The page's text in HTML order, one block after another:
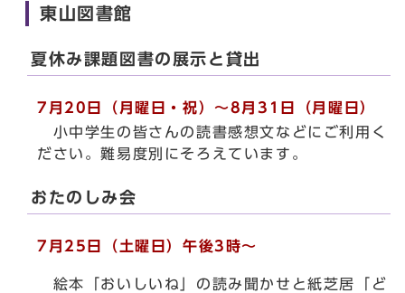
東山図書館
夏休み課題図書の展示と貸出
7月20日（月曜日・祝）～8月31日（月曜日）
小中学生の皆さんの読書感想文などにご利用く
ださい。難易度別にそろえています。
おたのしみ会
7月25日（土曜日）午後3時～
絵本「おいしいね」の読み聞かせと紙芝居「ど